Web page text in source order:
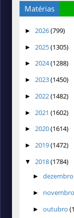
Matérias
► 2026(799)
► 2025(1305)
► 2024(1288)
► 2023(1450)
► 2022(1482)
► 2021 (1602)
► 2020(1614)
► 2019(1472)
▼ 2018(1784)
► dezembro
► novembro
► outubro